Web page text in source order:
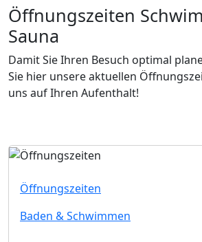
Öffnungszeiten
Sauna
Damit Sie Ihren Besuch optimal
Sie hier unsere aktuellen
uns auf Ihren Aufenthalt!
Öffnungszeiten
Baden & Schwimmen